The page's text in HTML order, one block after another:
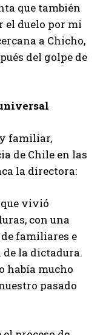
que también
el duelo por mi
a Chicho,
del golpe de
familiar,
de Chile en las
la directora:
que vivió
con una
familiares e
de la dictadura.
había mucho
pasado